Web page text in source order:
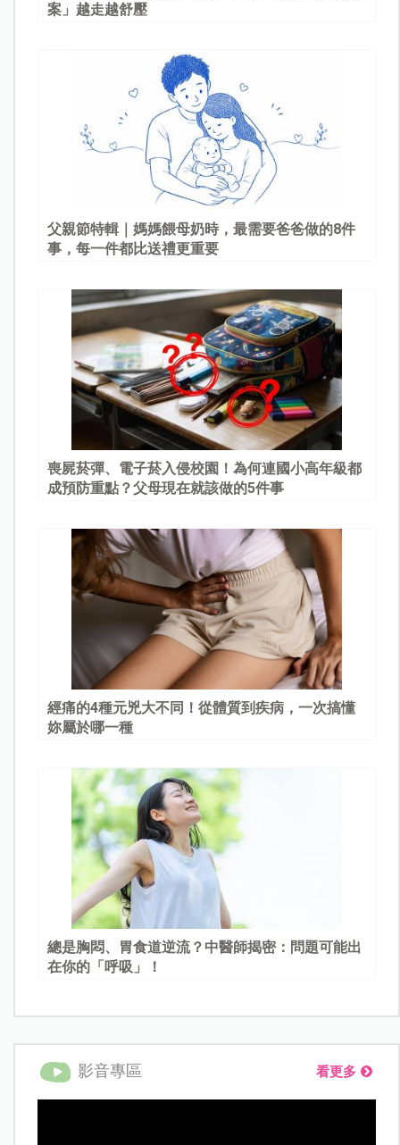
案」越走越舒壓
父親節特輯｜媽媽餵母奶時，最需要爸爸做的8件
事，每一件都比送禮更重要
喪屍菸彈、電子菸入侵校園！為何連國小高年級都
成預防重點？父母現在就該做的5件事
經痛的4種元兇大不同！從體質到疾病，一次搞懂
妳屬於哪一種
總是胸悶、胃食道逆流？中醫師揭密：問題可能出
在你的「呼吸」！
影音專區 看更多